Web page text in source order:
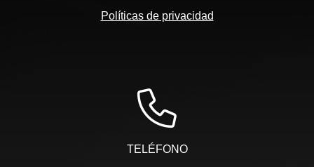
Políticas de privacidad
TELÉFONO